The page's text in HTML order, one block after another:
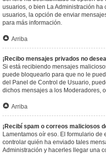
usuarios, o bien La Administración
usuarios, la opción de enviar
para más información.
Arriba
¡Recibo mensajes privados no
Si está recibiendo mensajes
puede bloquearlo para que no le
del Panel de Control de Usuario,
dichos mensajes a los Moderadores,
Arriba
¡Recibí spam o correos maliciosos
Lamentamos oír eso. El formulario
controlar quién ha enviado tales
Administración y hacerles llegar una